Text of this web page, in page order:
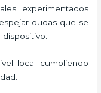
experimentados
dudas que se
local cumpliendo